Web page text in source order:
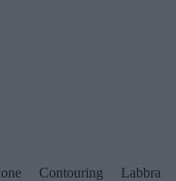
Contouring Labbra